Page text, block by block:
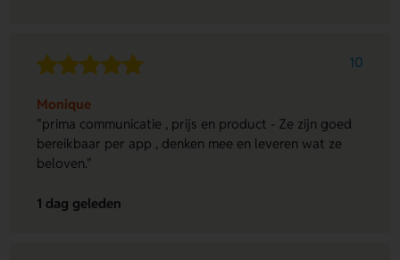
10
Monique
"prima communicatie , prijs en product - Ze zijn goed
bereikbaar per app , denken mee en leveren wat ze
beloven."
1 dag geleden